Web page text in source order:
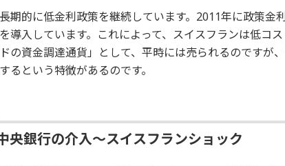
期的に低金利政策を継続しています。2011年に政策金
導入しています。これによって、スイスフランは低コ
の資金調達通貨」として、平時には売られるのですが
るという特徴があるのです。
央銀行の介入～スイスフランショック